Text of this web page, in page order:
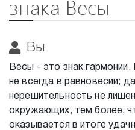
знака Весы
Вы
Весы - это знак
не всегда в равновесии;
нерешительность не
окружающих, тем более,
оказывается в итоге